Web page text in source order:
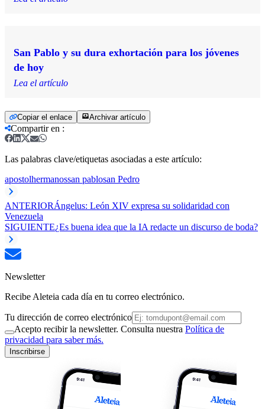
San Pablo y su dura exhortación para los jóvenes
de hoy
Lea el artículo
Copiar el enlace Archivar artículo
Compartir en :
Las palabras clave/etiquetas asociadas a este artículo:
apostolhermanossan pablosan Pedro
ANTERIORÁngelus: León XIV expresa su solidaridad con
Venezuela
SIGUIENTE¿Es buena idea que la IA redacte un discurso de boda?
Newsletter
Recibe Aleteia cada día en tu correo electrónico.
Tu dirección de correo electrónico
Acepto recibir la newsletter. Consulta nuestra Política de
privacidad para saber más.
Inscribirse